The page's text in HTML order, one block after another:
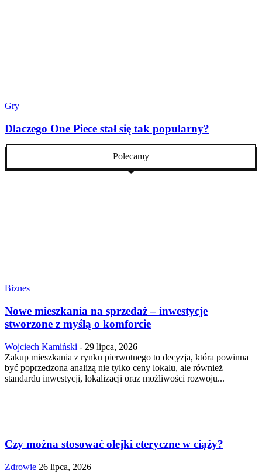
Gry
Dlaczego One Piece stał się tak popularny?
Polecamy
Biznes
Nowe mieszkania na sprzedaż – inwestycje
stworzone z myślą o komforcie
Wojciech Kamiński - 29 lipca, 2026
Zakup mieszkania z rynku pierwotnego to decyzja, która powinna
być poprzedzona analizą nie tylko ceny lokalu, ale również
standardu inwestycji, lokalizacji oraz możliwości rozwoju...
Czy można stosować olejki eteryczne w ciąży?
Zdrowie 26 lipca, 2026